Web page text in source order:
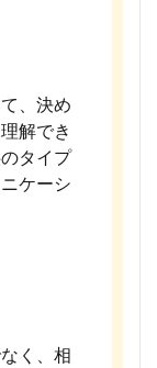
、決め
解でき
タイプ
ケーシ
く、相